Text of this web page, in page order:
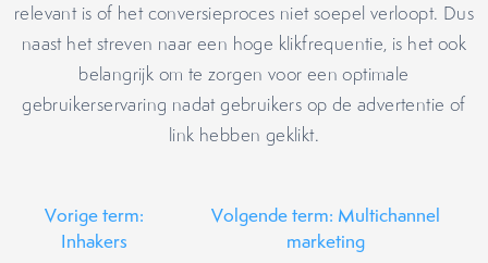
relevant is of het conversieproces niet soepel verloopt. Dus
naast het streven naar een hoge klikfrequentie, is het ook
belangrijk om te zorgen voor een optimale
gebruikerservaring nadat gebruikers op de advertentie of
link hebben geklikt.
Vorige term:
Inhakers
Volgende term: Multichannel
marketing